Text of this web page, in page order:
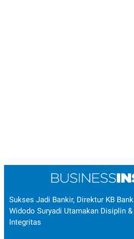
Sukses Jadi Bankir, Direktur KB Bank
Widodo Suryadi Utamakan Disiplin &
Integritas